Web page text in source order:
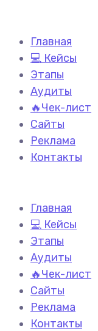
Главная
💻 Кейсы
Этапы
Аудиты
🔥Чек-лист
Сайты
Реклама
Контакты
Главная
💻 Кейсы
Этапы
Аудиты
🔥Чек-лист
Сайты
Реклама
Контакты